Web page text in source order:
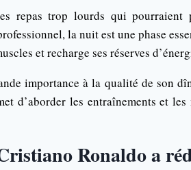
repas trop lourds qui
la nuit est une phase
et recharge ses réserves
importance à la qualité de son
d’aborder les entraînements et
Ronaldo a